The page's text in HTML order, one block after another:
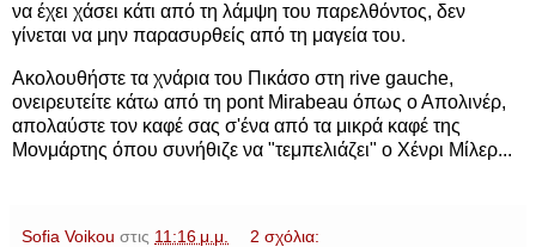
να έχει χάσει κάτι από τη λάμψη του παρελθόντος, δεν
γίνεται να μην παρασυρθείς από τη μαγεία του.
Ακολουθήστε τα χνάρια του Πικάσο στη rive gauche,
ονειρευτείτε κάτω από τη pont Mirabeau όπως ο Απολινέρ,
απολαύστε τον καφέ σας σ'ένα από τα μικρά καφέ της
Μονμάρτης όπου συνήθιζε να "τεμπελιάζει" ο Χένρι Μίλερ...
Sofia Voikou στις 11:16 μ.μ. 2 σχόλια: